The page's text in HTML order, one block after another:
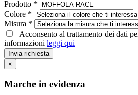
Prodotto *
Colore *
Misura *
Acconsento al trattamento dei dati
informazioni leggi qui
Invia richiesta
×
Marche in evidenza